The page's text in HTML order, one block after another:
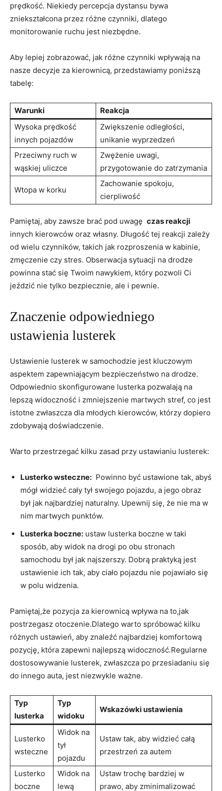
prędkość. Niekiedy percepcja ​dystansu ⁢bywa
zniekształcona przez różne czynniki, dlatego
monitorowanie ruchu jest niezbędne.
Aby‌ lepiej zobrazować, jak różne czynniki wpływają ​na⁣
nasze decyzje za kierownicą, przedstawiamy poniższą
tabelę:
Warunki
Reakcja
Wysoka prędkość
innych ⁣pojazdów
Zwiększenie odległości,‍
unikanie wyprzedzeń
Przeciwny ruch⁤ w
wąskiej uliczce
Zwężenie uwagi,
przygotowanie do zatrzymania
Wtopa w korku
Zachowanie⁤ spokoju,⁣
cierpliwość
Pamiętaj, aby zawsze brać pod​ uwagę ⁣ czas⁢ reakcji
innych kierowców⁤ oraz⁣ własny. ⁤Długość tej reakcji zależy
od wielu czynników, takich‌ jak rozproszenia w kabinie,
⁣zmęczenie czy stres.⁤ Obserwacja sytuacji na drodze
powinna stać się ⁢Twoim nawykiem,‌ który pozwoli‍ Ci
‌jeździć nie ​tylko⁣ bezpiecznie, ale i pewnie.
Znaczenie odpowiedniego
ustawienia lusterek
Ustawienie lusterek w⁣ samochodzie ⁢jest kluczowym
aspektem zapewniającym bezpieczeństwo na drodze.
Odpowiednio skonfigurowane lusterka pozwalają⁤ na
lepszą widoczność i​ zmniejszenie ⁤martwych stref, ⁤co jest‍
istotne zwłaszcza dla ‌młodych kierowców, którzy dopiero
zdobywają doświadczenie.
Warto przestrzegać⁢ kilku zasad‌ przy ustawianiu lusterek:
Lusterko⁣ wsteczne: ‌ Powinno być ustawione ⁢tak, abyś
mógł⁤ widzieć cały tył swojego pojazdu, a jego⁤ obraz
⁣był jak najbardziej naturalny. Upewnij się,‌ że nie ma w
‍nim martwych punktów.
Lusterka boczne: ustaw lusterka boczne w taki
sposób, aby widok na drogi po obu stronach
samochodu był jak najszerszy. Dobrą praktyką jest
ustawienie ich ‌tak, aby⁣ ciało⁣ pojazdu nie pojawiało się
w polu widzenia.
Pamiętaj,że pozycja ⁤za kierownicą wpływa na to,jak
postrzegasz otoczenie.Dlatego warto‌ spróbować kilku
⁣różnych ustawień, ‌aby znaleźć najbardziej komfortową
pozycję, która zapewni najlepszą widoczność.Regularne ​
dostosowywanie lusterek,​ zwłaszcza po przesiadaniu się
do innego⁢ auta, ⁢jest niezwykle ważne.
Typ
lusterka
Typ
widoku
Wskazówki ustawienia
Lusterko
wsteczne
Widok na
tył
pojazdu
Ustaw tak, aby widzieć⁤ całą
przestrzeń ‍za autem
Lusterko
boczne
Widok‌ na
lewą
Ustaw trochę bardziej w
prawo, aby zminimalizować ​